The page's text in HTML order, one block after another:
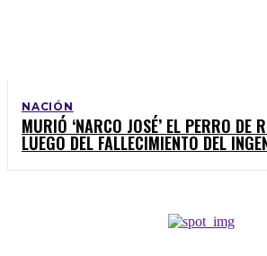
NACIÓN
MURIÓ ‘NARCO JOSÉ’ EL PERRO DE
LUEGO DEL FALLECIMIENTO DEL